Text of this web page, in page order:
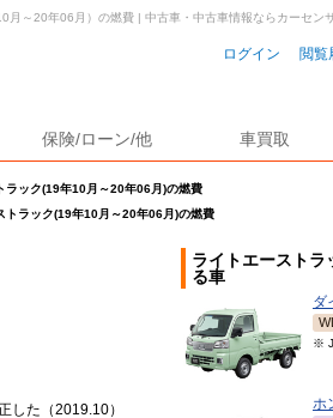
ログイン 閲覧
保険/ローン/他 車買取
ラック(19年10月～20年06月)の燃費
トラック(19年10月～20年06月)の燃費
月～20年06月）の燃費 | 中古車・中古車情報ならカーセン
した（2019.10）
ライトエーストラ
る車
ダ
※
ホ